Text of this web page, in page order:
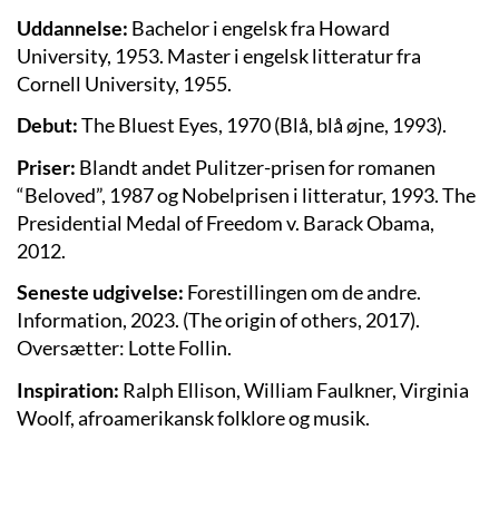
Uddannelse: Bachelor i engelsk fra Howard
University, 1953. Master i engelsk litteratur fra
Cornell University, 1955.
Debut:The Bluest Eyes, 1970 (Blå, blå øjne, 1993).
Priser: Blandt andet Pulitzer-prisen for romanen
“Beloved”, 1987 og Nobelprisen i litteratur, 1993.The
Presidential Medal of Freedom v. Barack Obama,
2012.
Seneste udgivelse: Forestillingen om de andre.
Information, 2023. (The origin of others, 2017).
Oversætter: Lotte Follin.
Inspiration: Ralph Ellison, William Faulkner, Virginia
Woolf, afroamerikansk folklore og musik.